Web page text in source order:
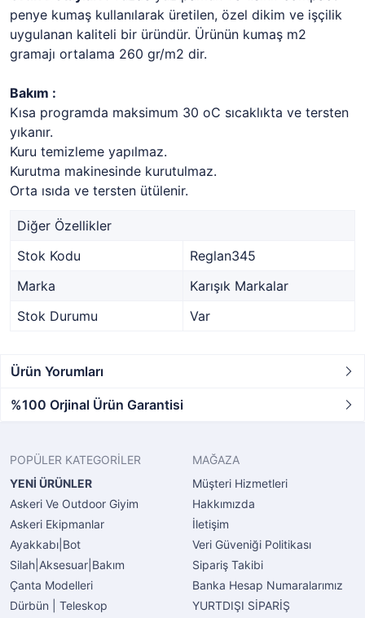
penye kumaş kullanılarak üretilen, özel dikim ve işçilik
uygulanan kaliteli bir üründür. Ürünün kumaş m2
gramajı ortalama 260 gr/m2 dir.
Bakım :
Kısa programda maksimum 30 oC sıcaklıkta ve tersten
yıkanır.
Kuru temizleme yapılmaz.
Kurutma makinesinde kurutulmaz.
Orta ısıda ve tersten ütülenir.
Diğer Özellikler
Stok Kodu
Reglan345
Marka
Karışık Markalar
Stok Durumu
Var
Ürün Yorumları
%100 Orjinal Ürün Garantisi
POPÜLER KATEGORİLER
YENİ ÜRÜNLER
Askeri Ve Outdoor Giyim
Askeri Ekipmanlar
Ayakkabı|Bot
Silah|Aksesuar|Bakım
Çanta Modelleri
Dürbün | Teleskop
MAĞAZA
Müşteri Hizmetleri
Hakkımızda
İletişim
Veri Güveniği Politikası
Sipariş Takibi
Banka Hesap Numaralarımız
YURTDIŞI SİPARİŞ